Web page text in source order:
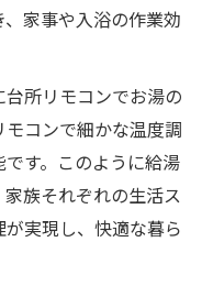
応しない時の原
使えない場合の対
い時の初期確認ポ
考える故障切り
家事や入浴の作業効
所リモコンでお湯の
コンで細かな温度調
す。このように給湯
族それぞれの生活ス
実現し、快適な暮ら